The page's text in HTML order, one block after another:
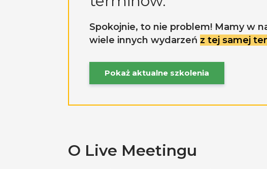
Spokojnie, to nie problem! Mamy w
wiele innych wydarzeń z tej samej
Pokaż aktualne szkolenia
O Live Meetingu